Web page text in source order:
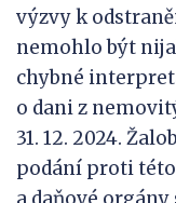
výzvy k
nemohlo být
chybné
o dani z
31. 12. 2024.
podání proti